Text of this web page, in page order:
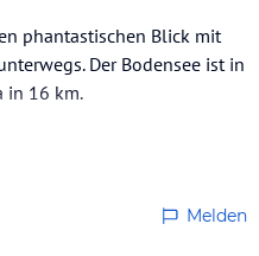
phantastischen Blick mit
Der Bodensee ist in
in 16 km.
Melden